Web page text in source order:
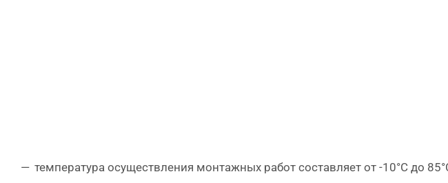
температура осуществления монтажных работ составляет ​​от -10°С до